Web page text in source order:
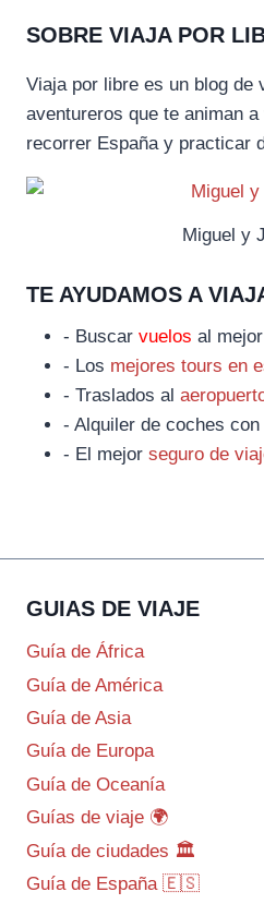
SOBRE VIAJA POR
Viaja por libre es un blog de
aventureros que te animan
recorrer España y practicar
Miguel y
TE AYUDAMOS A
- Buscar vuelos al
- Los mejores tours en
- Traslados al
- Alquiler de coches con
- El mejor seguro de
GUIAS DE VIAJE
Guía de África
Guía de América
Guía de Asia
Guía de Europa
Guía de Oceanía
Guías de viaje 🌍
Guía de ciudades 🏛️
Guía de España 🇪🇸